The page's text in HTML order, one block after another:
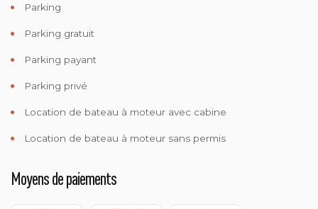
Parking
Parking gratuit
Parking payant
Parking privé
Location de bateau à moteur avec cabine
Location de bateau à moteur sans permis
Moyens de paiements